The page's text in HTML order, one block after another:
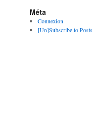
Méta
Connexion
[Un]Subscribe to Posts